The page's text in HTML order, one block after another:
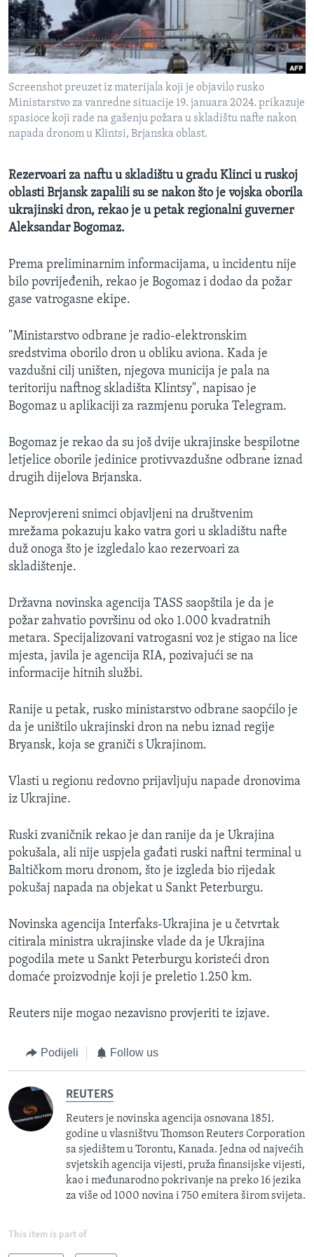
MAGAZIN
O GLASU AMERIKE
Learning English
PRATITE NAS
Jezici
Screenshot preuzet iz materijala koji je objavilo rusko
Ministarstvo za vanredne situacije 19. januara 2024. prikazuje
spasioce koji rade na gašenju požara u skladištu nafte nakon
napada dronom u Klintsi, Brjanska oblast.
Rezervoari za naftu u skladištu u gradu Klinci u ruskoj
oblasti Brjansk zapalili su se nakon što je vojska oborila
ukrajinski dron, rekao je u petak regionalni guverner
Aleksandar Bogomaz.
Prema preliminarnim informacijama, u incidentu nije
bilo povrijeđenih, rekao je Bogomaz i dodao da požar
gase vatrogasne ekipe.
"Ministarstvo odbrane je radio-elektronskim
sredstvima oborilo dron u obliku aviona. Kada je
vazdušni cilj uništen, njegova municija je pala na
teritoriju naftnog skladišta Klintsy", napisao je
Bogomaz u aplikaciji za razmjenu poruka Telegram.
Bogomaz je rekao da su još dvije ukrajinske bespilotne
letjelice oborile jedinice protivvazdušne odbrane iznad
drugih dijelova Brjanska.
Neprovjereni snimci objavljeni na društvenim
mrežama pokazuju kako vatra gori u skladištu nafte
duž onoga što je izgledalo kao rezervoari za
skladištenje.
Državna novinska agencija TASS saopštila je da je
požar zahvatio površinu od oko 1.000 kvadratnih
metara. Specijalizovani vatrogasni voz je stigao na lice
mjesta, javila je agencija RIA, pozivajući se na
informacije hitnih službi.
Ranije u petak, rusko ministarstvo odbrane saopćilo je
da je uništilo ukrajinski dron na nebu iznad regije
Bryansk, koja se graniči s Ukrajinom.
Vlasti u regionu redovno prijavljuju napade dronovima
iz Ukrajine.
Ruski zvaničnik rekao je dan ranije da je Ukrajina
pokušala, ali nije uspjela gađati ruski naftni terminal u
Baltičkom moru dronom, što je izgleda bio rijedak
pokušaj napada na objekat u Sankt Peterburgu.
Novinska agencija Interfaks-Ukrajina je u četvrtak
citirala ministra ukrajinske vlade da je Ukrajina
pogodila mete u Sankt Peterburgu koristeći dron
domaće proizvodnje koji je preletio 1.250 km.
Reuters nije mogao nezavisno provjeriti te izjave.
Podijeli Follow us
REUTERS
Reuters je novinska agencija osnovana 1851.
godine u vlasništvu Thomson Reuters Corporation
sa sjedištem u Torontu, Kanada. Jedna od najvećih
svjetskih agencija vijesti, pruža finansijske vijesti,
kao i međunarodno pokrivanje na preko 16 jezika
za više od 1000 novina i 750 emitera širom svijeta.
This item is part of